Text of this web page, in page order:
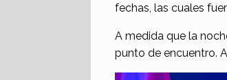
fechas, las cuales
A medida que la
punto de encuentro.